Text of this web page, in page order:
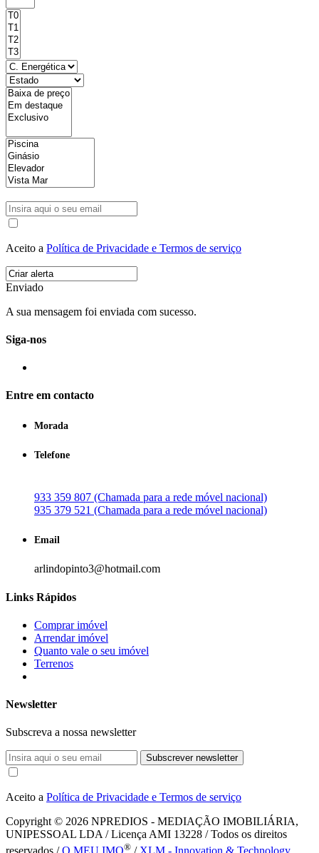
Aceito a Política de Privacidade e Termos de serviço
Enviado
A sua mensagem foi enviada com sucesso.
Siga-nos
Entre em contacto
Morada
Telefone
933 359 807 (Chamada para a rede móvel nacional)
935 379 521 (Chamada para a rede móvel nacional)
Email
arlindopinto3@hotmail.com
Links Rápidos
Comprar imóvel
Arrendar imóvel
Quanto vale o seu imóvel
Terrenos
Newsletter
Subscreva a nossa newsletter
Subscrever newsletter
Aceito a Política de Privacidade e Termos de serviço
Copyright © 2026 NPREDIOS - MEDIAÇÃO IMOBILIÁRIA,
UNIPESSOAL LDA / Licença AMI 13228 / Todos os direitos
reservados /O MEU IMO® / XLM - Innovation & Technology